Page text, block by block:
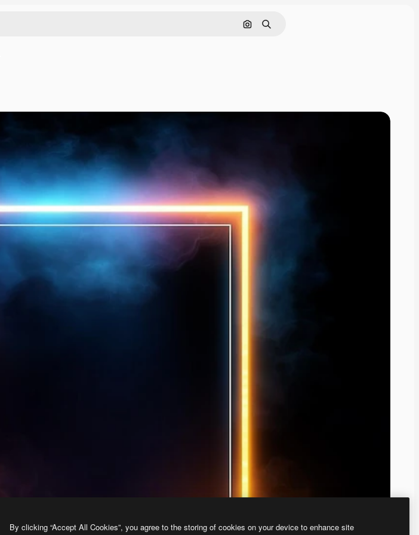
画像で検索
検索
By clicking “Accept All Cookies”, you agree to the storing of cookies on your device to enhance site